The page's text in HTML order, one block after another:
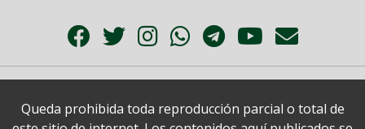
Queda prohibida toda reproducción parcial o total de